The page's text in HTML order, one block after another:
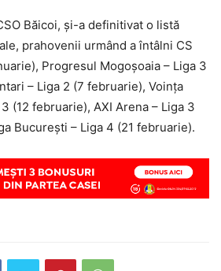
Băicoi, și-a definitivat o listă
prahovenii urmând a întâlni CS
Progresul Mogoșoaia – Liga 3
– Liga 2 (7 februarie), Voința
(12 februarie), AXI Arena – Liga 3
București – Liga 4 (21 februarie).